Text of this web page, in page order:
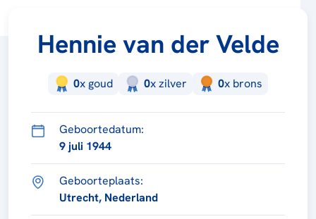
Hennie van der Velde
0x goud 0xzilver 0x brons
Geboortedatum:
9 juli 1944
Geboorteplaats:
Utrecht, Nederland